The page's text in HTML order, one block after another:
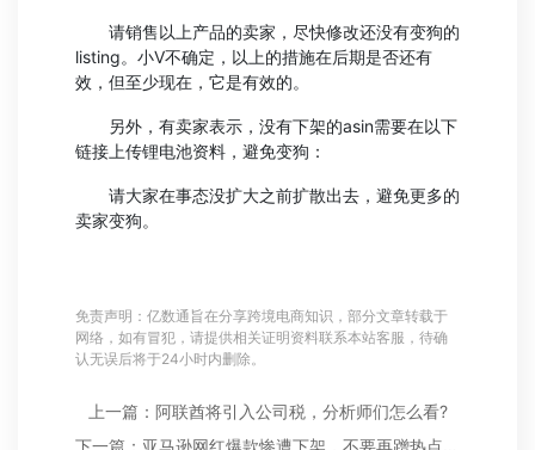
请销售以上产品的卖家，尽快修改还没有变狗的
listing。小V不确定，以上的措施在后期是否还有
效，但至少现在，它是有效的。
另外，有卖家表示，没有下架的asin需要在以下
链接上传锂电池资料，避免变狗：
请大家在事态没扩大之前扩散出去，避免更多的
卖家变狗。
免责声明：亿数通旨在分享跨境电商知识，部分文章转载于
网络，如有冒犯，请提供相关证明资料联系本站客服，待确
认无误后将于24小时内删除。
上一篇：阿联酋将引入公司税，分析师们怎么看?
下一篇：亚马逊网红爆款惨遭下架，不要再蹭热点了!